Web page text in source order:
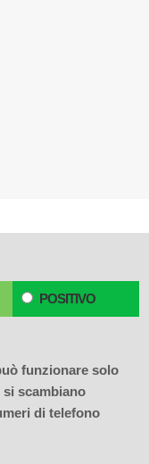
POSITIVO
funzionare solo
scambiano
di telefono